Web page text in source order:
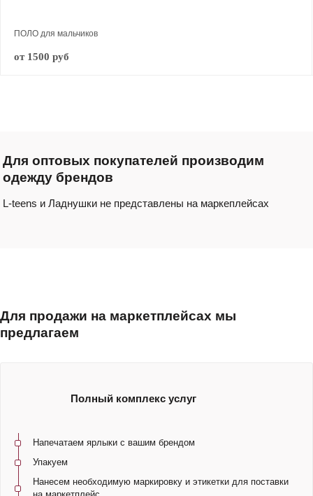
ПОЛО для мальчиков
от 1500 руб
Для оптовых покупателей производим
одежду брендов
L-teens и Ладнушки не представлены на маркеплейсах
Для продажи на маркетплейсах мы
предлагаем
Полный комплекс услуг
Напечатаем ярлыки с вашим брендом
Упакуем
Нанесем необходимую маркировку и этикетки для поставки